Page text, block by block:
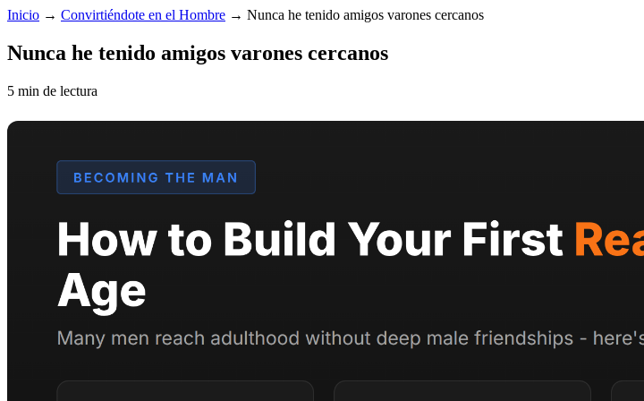
Inicio → Convirtiéndote en el Hombre → Nunca he tenido amigos varones cercanos
Nunca he tenido amigos varones cercanos
5 min de lectura